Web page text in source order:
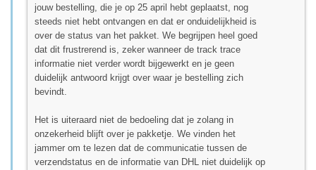
jouw bestelling, die je op 25 april hebt geplaatst, nog
steeds niet hebt ontvangen en dat er onduidelijkheid is
over de status van het pakket. We begrijpen heel goed
dat dit frustrerend is, zeker wanneer de track trace
informatie niet verder wordt bijgewerkt en je geen
duidelijk antwoord krijgt over waar je bestelling zich
bevindt.
Het is uiteraard niet de bedoeling dat je zolang in
onzekerheid blijft over je pakketje. We vinden het
jammer om te lezen dat de communicatie tussen de
verzendstatus en de informatie van DHL niet duidelijk op